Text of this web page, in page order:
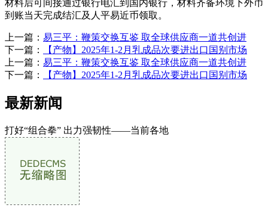
材料后可间接通过银行电汇到国内银行，材料齐备环境下外币
到账当天完成结汇及人平易近币领取。
上一篇： 易三平：鞭策交换互鉴 取全球供应商一道共创进
下一篇：
【产物】2025年1-2月乳成品次要进出口国别市场
上一篇： 易三平：鞭策交换互鉴 取全球供应商一道共创进
下一篇：
【产物】2025年1-2月乳成品次要进出口国别市场
最新新闻
打好“组合拳” 出力强韧性——当前各地